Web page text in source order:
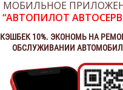
МОБИЛЬНОЕ
“АВТОПИЛОТ
КЭШБЕК 10%. ЭКОНОМЬ НА
ОБСЛУЖИВАНИИ